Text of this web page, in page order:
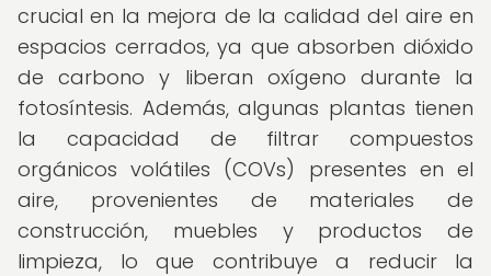
crucial en la mejora de la calidad del aire en
espacios cerrados, ya que absorben dióxido
de carbono y liberan oxígeno durante la
fotosíntesis. Además, algunas plantas tienen
la capacidad de filtrar compuestos
orgánicos volátiles (COVs) presentes en el
aire, provenientes de materiales de
construcción, muebles y productos de
limpieza, lo que contribuye a reducir la